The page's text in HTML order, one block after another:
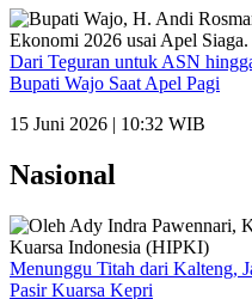
Dari Teguran untuk ASN
Bupati Wajo Saat Apel Pagi
15 Juni 2026 | 10:32 WIB
Nasional
Menunggu Titah dari Kalteng,
Pasir Kuarsa Kepri